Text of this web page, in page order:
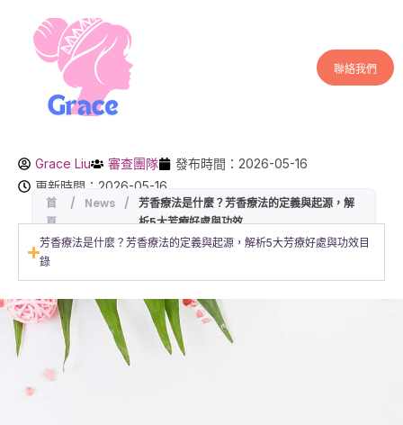
聯絡我們
Grace Liu 審查團隊
發布時間：2026-05-16
更新時間：2026-05-16
首
頁
/ News /
芳香療法是什麼？芳香療法的定義與起源，解
析5大芳療好處與功效
芳香療法是什麼？芳香療法的定義與起源，解析5大芳療好處與功效目
錄